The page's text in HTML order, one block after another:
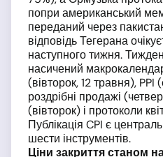
попри американський
переданий через
відповідь Тегерана
наступного тижня.
насичений
(вівторок, 12 травня), PPI
роздрібні продажі
(вівторок) і протоколи
Публікація CPI є
шести інструментів.
Ціни закриття станом